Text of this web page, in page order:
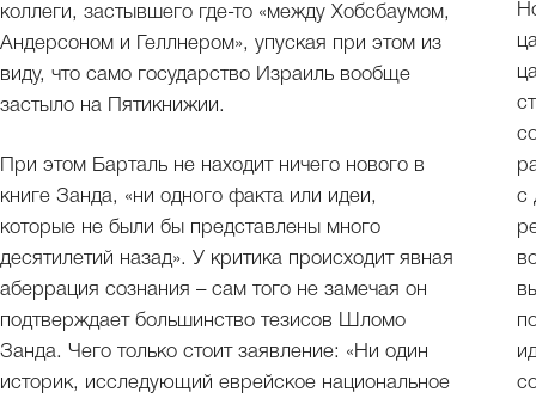
коллеги, застывшего где-то «между Хобсбаумом,
Андерсоном и Геллнером», упуская при этом из
виду, что само государство Израиль вообще
застыло на Пятикнижии.
При этом Барталь не находит ничего нового в
книге Занда, «ни одного факта или идеи,
которые не были бы представлены много
десятилетий назад». У критика происходит явная
аберрация сознания – сам того не замечая он
подтверждает большинство тезисов Шломо
Занда. Чего только стоит заявление: «Ни один
историк, исследующий еврейское национальное
с